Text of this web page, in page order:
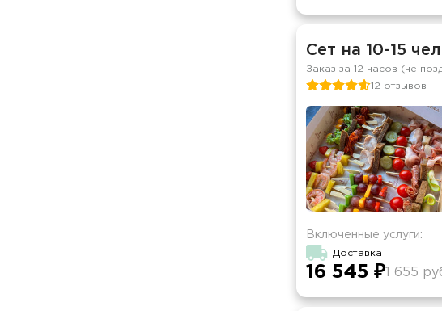
Сет на 10-15
Заказ за 12 часов (не
12 отзывов
Включенные услуги:
Доставка
16 545 ₽1 655